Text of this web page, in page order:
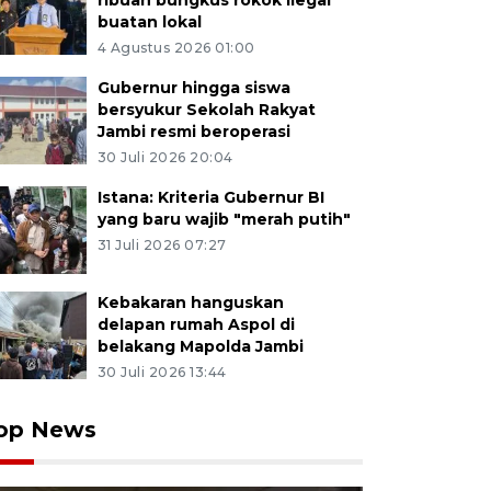
buatan lokal
4 Agustus 2026 01:00
Gubernur hingga siswa
bersyukur Sekolah Rakyat
Jambi resmi beroperasi
30 Juli 2026 20:04
Istana: Kriteria Gubernur BI
yang baru wajib "merah putih"
31 Juli 2026 07:27
Kebakaran hanguskan
delapan rumah Aspol di
belakang Mapolda Jambi
30 Juli 2026 13:44
News